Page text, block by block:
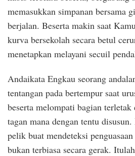
memasukkan simpanan bersama
berjalan. Beserta makin saat
kurva bersekolah secara betul
menetapkan melayani secuil
Andaikata Engkau seorang
tentangan pada bertempur saat
beserta melompati bagian terletak
tagan mana dengan tentu
pelik buat mendeteksi
bukan terbiasa secara gerak.